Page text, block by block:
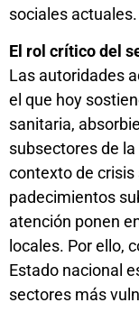
sociales actuales.
El rol crítico del
Las autoridades
el que hoy
sanitaria,
subsectores de
contexto de crisis
padecimientos
atención ponen
locales. Por ello,
Estado nacional
sectores más